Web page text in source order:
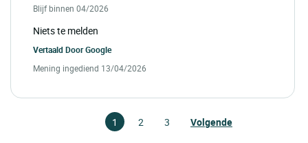
Blijf binnen 04/2026
Niets te melden
Vertaald DoorGoogle
Mening ingediend 13/04/2026
1 2 3 Volgende